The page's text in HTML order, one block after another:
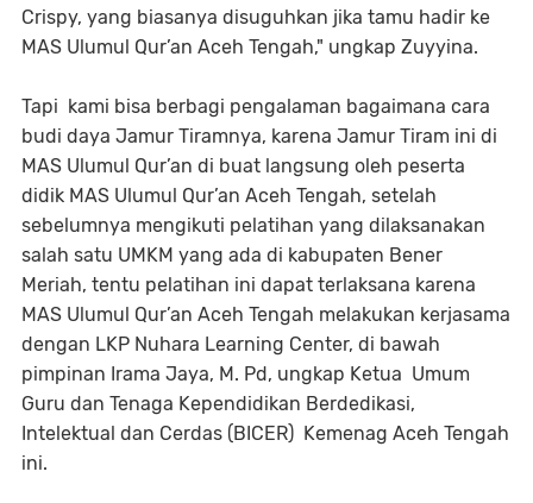
Crispy, yang biasanya disuguhkan jika tamu hadir ke
MAS Ulumul Qur’an Aceh Tengah," ungkap Zuyyina.
Tapi kami bisa berbagi pengalaman bagaimana cara
budi daya Jamur Tiramnya, karena Jamur Tiram ini di
MAS Ulumul Qur’an di buat langsung oleh peserta
didik MAS Ulumul Qur’an Aceh Tengah, setelah
sebelumnya mengikuti pelatihan yang dilaksanakan
salah satu UMKM yang ada di kabupaten Bener
Meriah, tentu pelatihan ini dapat terlaksana karena
MAS Ulumul Qur’an Aceh Tengah melakukan kerjasama
dengan LKP Nuhara Learning Center, di bawah
pimpinan Irama Jaya, M. Pd, ungkap Ketua Umum
Guru dan Tenaga Kependidikan Berdedikasi,
Intelektual dan Cerdas (BICER) Kemenag Aceh Tengah
ini.